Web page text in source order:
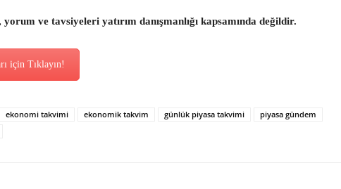
ve tavsiyeleri yatırım danışmanlığı kapsamında değildir.
için Tıklayın!
ekonomi takvimi ekonomik takvim günlük piyasa takvimi
piyasa gündem